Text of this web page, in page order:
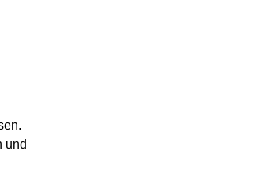
Übersicht digitales Angebot der NADA
und